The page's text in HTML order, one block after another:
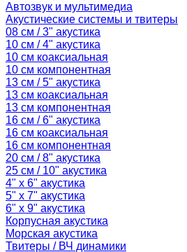
Автозвук и мультимедиа
Акустические системы и твитеры
08 см / 3" акустика
10 см / 4" акустика
10 см коаксиальная
10 см компонентная
13 см / 5" акустика
13 см коаксиальная
13 см компонентная
16 см / 6" акустика
16 см коаксиальная
16 см компонентная
20 см / 8" акустика
25 см / 10" акустика
4" x 6" акустика
5" x 7" акустика
6" x 9" акустика
Корпусная акустика
Морская акустика
Твитеры / ВЧ динамики